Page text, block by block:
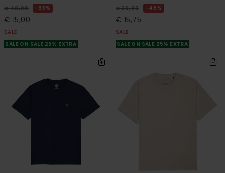
€ 40,00 63%
€ 15,00
SALE
SALE ON SALE 25% EXTRA
€ 30,00 48%
€ 15,75
SALE
SALE ON SALE 25% EXTRA